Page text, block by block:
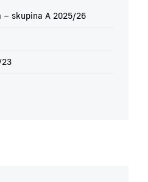
skupina A 2025/26